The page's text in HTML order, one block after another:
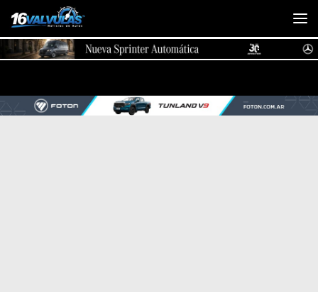
Saltar al contenido